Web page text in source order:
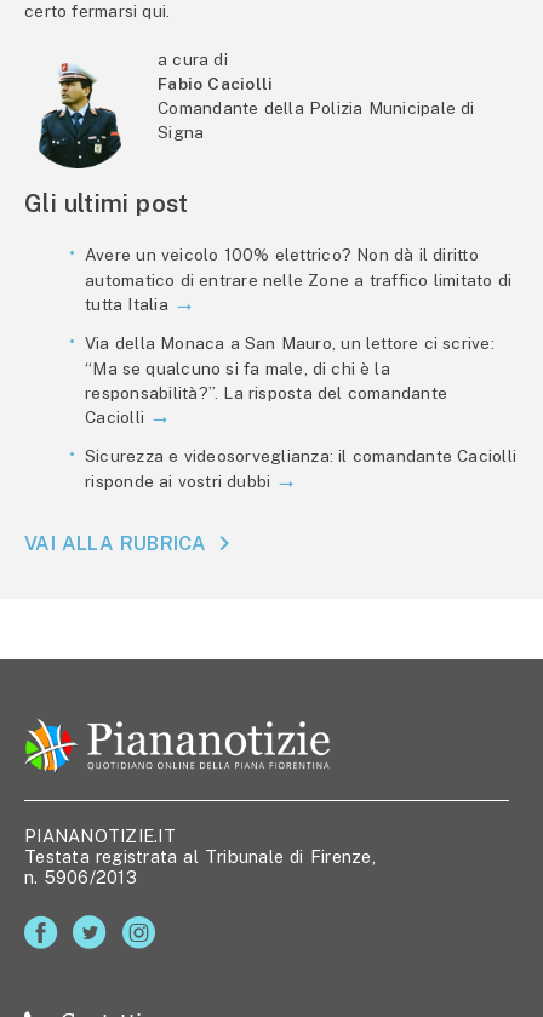
certo fermarsi qui.
a cura di
Fabio Caciolli
Comandante della Polizia Municipale di
Signa
Gli ultimi post
Avere un veicolo 100% elettrico? Non dà il diritto
automatico di entrare nelle Zone a traffico limitato di
tutta Italia
Via della Monaca a San Mauro, un lettore ci scrive:
“Ma se qualcuno si fa male, di chi è la
responsabilità?”. La risposta del comandante
Caciolli
Sicurezza e videosorveglianza: il comandante Caciolli
risponde ai vostri dubbi
VAI ALLA RUBRICA
PIANANOTIZIE.IT
Testata registrata al Tribunale di Firenze,
n. 5906/2013